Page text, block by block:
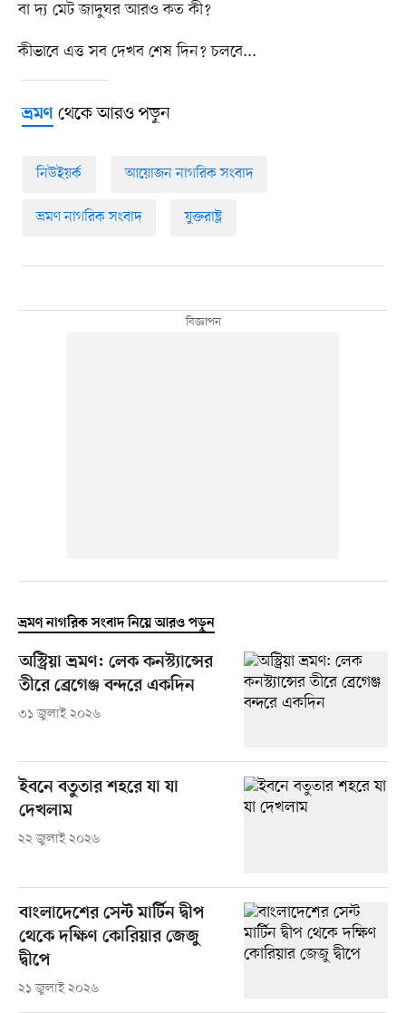
বা দ্য মেট জাদুঘর আরও কত কী?
কীভাবে এত্ত সব দেখব শেষ দিন? চলবে...
ভ্রমণথেকে আরও পড়ুন
নিউইয়র্ক আয়োজন নাগরিক সংবাদ
ভ্রমণ নাগরিক সংবাদ যুক্তরাষ্ট্র
ভ্রমণ নাগরিক সংবাদ নিয়ে আরও পড়ুন
অস্ট্রিয়া ভ্রমণ: লেক কনস্ট্যান্সের
তীরে ব্রেগেঞ্জ বন্দরে একদিন
৩১ জুলাই ২০২৬
ইবনে বতুতার শহরে যা যা
দেখলাম
২২ জুলাই ২০২৬
বাংলাদেশের সেন্ট মার্টিন দ্বীপ
থেকে দক্ষিণ কোরিয়ার জেজু
দ্বীপে
২১ জুলাই ২০২৬